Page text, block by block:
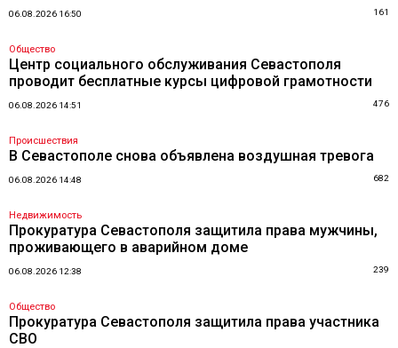
06.08.2026 16:50 161
Общество
Центр социального обслуживания Севастополя
проводит бесплатные курсы цифровой грамотности
06.08.2026 14:51 476
Происшествия
В Севастополе снова объявлена воздушная тревога
06.08.2026 14:48 682
Недвижимость
Прокуратура Севастополя защитила права мужчины,
проживающего в аварийном доме
06.08.2026 12:38 239
Общество
Прокуратура Севастополя защитила права участника
СВО